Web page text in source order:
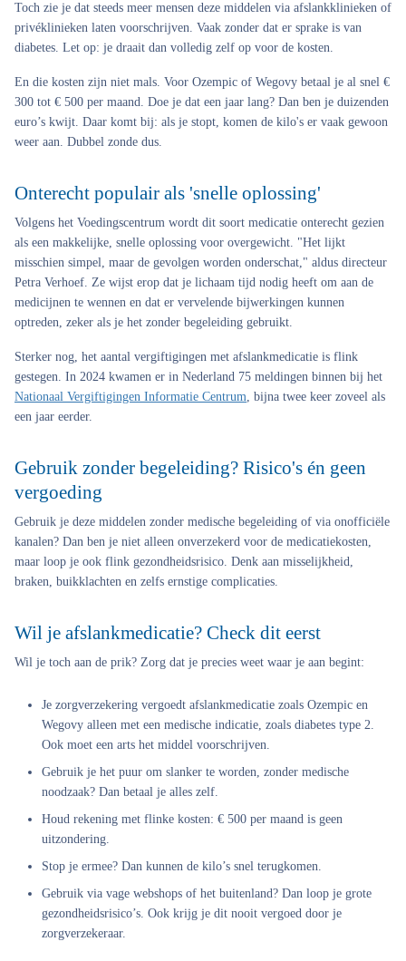
Toch zie je dat steeds meer mensen deze middelen via afslankklinieken of
privéklinieken laten voorschrijven. Vaak zonder dat er sprake is van
diabetes. Let op: je draait dan volledig zelf op voor de kosten.
En die kosten zijn niet mals. Voor Ozempic of Wegovy betaal je al snel €
300 tot € 500 per maand. Doe je dat een jaar lang? Dan ben je duizenden
euro’s kwijt. Daar komt bij: als je stopt, komen de kilo's er vaak gewoon
weer aan. Dubbel zonde dus.
Onterecht populair als 'snelle oplossing'
Volgens het Voedingscentrum wordt dit soort medicatie onterecht gezien
als een makkelijke, snelle oplossing voor overgewicht. "Het lijkt
misschien simpel, maar de gevolgen worden onderschat," aldus directeur
Petra Verhoef. Ze wijst erop dat je lichaam tijd nodig heeft om aan de
medicijnen te wennen en dat er vervelende bijwerkingen kunnen
optreden, zeker als je het zonder begeleiding gebruikt.
Sterker nog, het aantal vergiftigingen met afslankmedicatie is flink
gestegen. In 2024 kwamen er in Nederland 75 meldingen binnen bij het
Nationaal Vergiftigingen Informatie Centrum, bijna twee keer zoveel als
een jaar eerder.
Gebruik zonder begeleiding? Risico's én geen
vergoeding
Gebruik je deze middelen zonder medische begeleiding of via onofficiële
kanalen? Dan ben je niet alleen onverzekerd voor de medicatiekosten,
maar loop je ook flink gezondheidsrisico. Denk aan misselijkheid,
braken, buikklachten en zelfs ernstige complicaties.
Wil je afslankmedicatie? Check dit eerst
Wil je toch aan de prik? Zorg dat je precies weet waar je aan begint:
Je zorgverzekering vergoedt afslankmedicatie zoals Ozempic en
Wegovy alleen met een medische indicatie, zoals diabetes type 2.
Ook moet een arts het middel voorschrijven.
Gebruik je het puur om slanker te worden, zonder medische
noodzaak? Dan betaal je alles zelf.
Houd rekening met flinke kosten: € 500 per maand is geen
uitzondering.
Stop je ermee? Dan kunnen de kilo’s snel terugkomen.
Gebruik via vage webshops of het buitenland? Dan loop je grote
gezondheidsrisico’s. Ook krijg je dit nooit vergoed door je
zorgverzekeraar.